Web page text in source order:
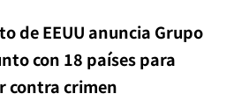
de EEUU anuncia Grupo
con 18 países para
contra crimen